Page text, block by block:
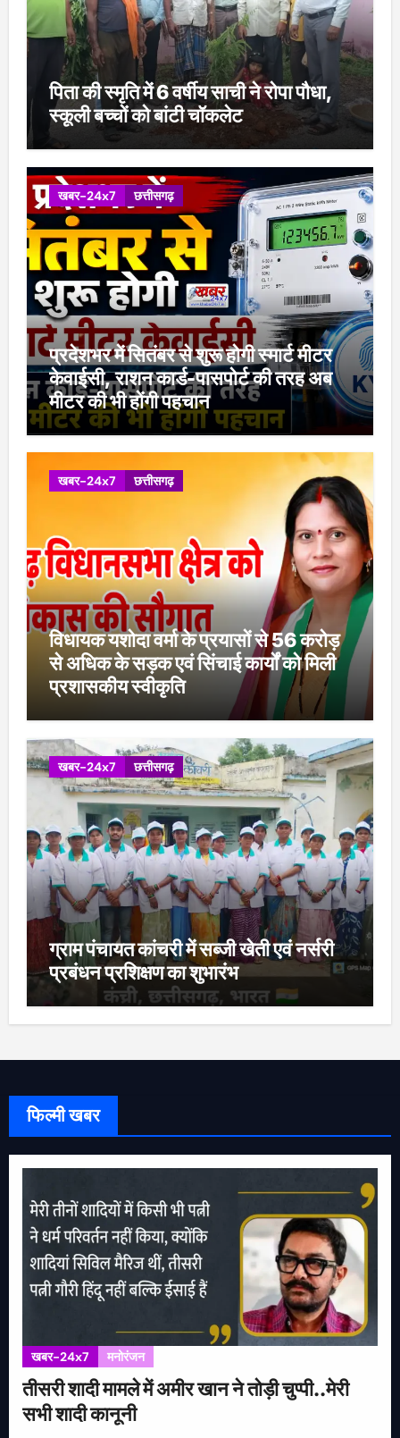
पिता की स्मृति में 6 वर्षीय साची ने रोपा पौधा,
स्कूली बच्चों को बांटी चॉकलेट
खबर-24x7 छत्तीसगढ़
प्रदेशभर में सितंबर से शुरू होगी स्मार्ट मीटर
केवाईसी, राशन कार्ड-पासपोर्ट की तरह अब
मीटर की भी होंगी पहचान
खबर-24x7 छत्तीसगढ़
विधायक यशोदा वर्मा के प्रयासों से 56 करोड़
से अधिक के सड़क एवं सिंचाई कार्यों को मिली
प्रशासकीय स्वीकृति
खबर-24x7 छत्तीसगढ़
ग्राम पंचायत कांचरी में सब्जी खेती एवं नर्सरी
प्रबंधन प्रशिक्षण का शुभारंभ
फिल्मी खबर
खबर-24x7 मनोरंजन
तीसरी शादी मामले में अमीर खान ने तोड़ी चुप्पी..मेरी
सभी शादी कानूनी